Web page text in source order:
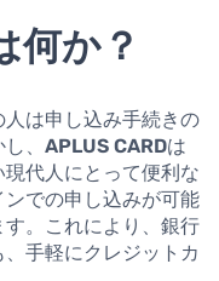
何か？
は申し込み手続きの
、 APLUS CARDは
代人にとって便利な
での申し込みが可能
。これにより、銀行
手軽にクレジットカ